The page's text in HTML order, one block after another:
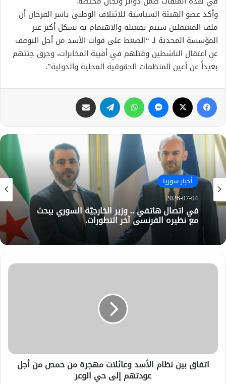
وأكد عضو الهيئة السياسية للائتلاف الوطني ياسر الفرحان أن
ملف المعتقلين سيتم تفعيله والاهتمام به بشكل أكبر عبر
المؤسسة المحدثة لـ “الضغط على قوات الأسد من أجل التوقف
عن اعتقال الناشطين وقتلهم في أقبية المخابرات، وحرق جثثهم
بعيداً عن أعين المنظمات الحقوقية المحلية والدولية”.
فيسبوك ماسنجر واتساب تيلقرام
أخبار سوريا
2026-07-04
في اتصال هاتفي .. وزير الخارجيّة السوري يبحث
مع نظيره الفرنسي آخر التطورات.
اتفاق بين نظام الأسد وعائلات مهجرة من حمص من أجل
عودتهم إلى حي الوعر